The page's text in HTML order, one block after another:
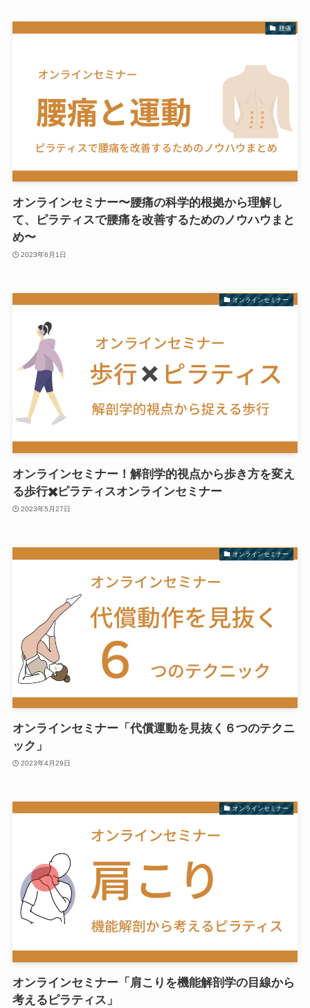
腰痛
オンラインセミナー〜腰痛の科学的根拠から理解し
て、ピラティスで腰痛を改善するためのノウハウまと
め〜
2023年6月1日
オンラインセミナー
オンラインセミナー！解剖学的視点から歩き方を変え
る歩行✖️ピラティスオンラインセミナー
2023年5月27日
オンラインセミナー
オンラインセミナー「代償運動を見抜く６つのテクニ
ック」
2023年4月29日
オンラインセミナー
オンラインセミナー「肩こりを機能解剖学の目線から
考えるピラティス」